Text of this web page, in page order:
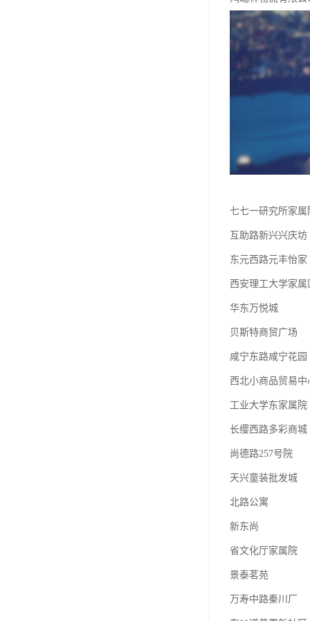
七七一研究所家属
互助路新兴兴庆坊
东元西路元丰怡家
西安理工大学家属
华东万悦城
贝斯特商贸广场
咸宁东路咸宁花园
西北小商品贸易中
工业大学东家属院
长缨西路多彩商城
尚德路257号院
天兴童装批发城
北路公寓
新东尚
省文化厅家属院
景泰茗苑
万寿中路秦川厂